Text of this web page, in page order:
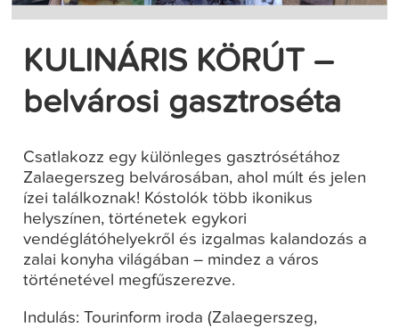
KULINÁRIS KÖRÚT –
belvárosi gasztroséta
Csatlakozz egy különleges gasztrósétához
Zalaegerszeg belvárosában, ahol múlt és jelen
ízei találkoznak! Kóstolók több ikonikus
helyszínen, történetek egykori
vendéglátóhelyekről és izgalmas kalandozás a
zalai konyha világában – mindez a város
történetével megfűszerezve.
Indulás: Tourinform iroda (Zalaegerszeg,